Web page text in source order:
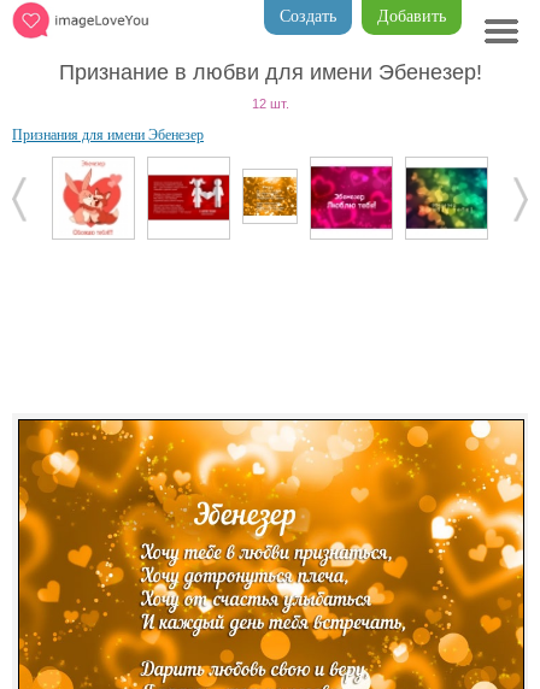
Добавить
Создать
Признание в любви для имени Эбенезер!
12 шт.
Признания для имени Эбенезер